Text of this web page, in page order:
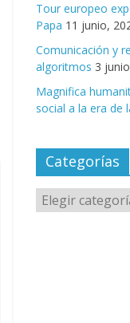
Tour europeo
Papa 11 junio,
Comunicación y
algoritmos 3
Magnifica
social a la era de
Categorías